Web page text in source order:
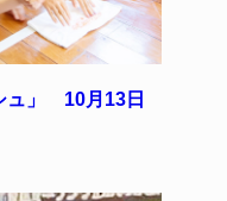
ュ」 10月13日